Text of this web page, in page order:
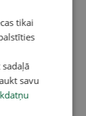
tikai
savu